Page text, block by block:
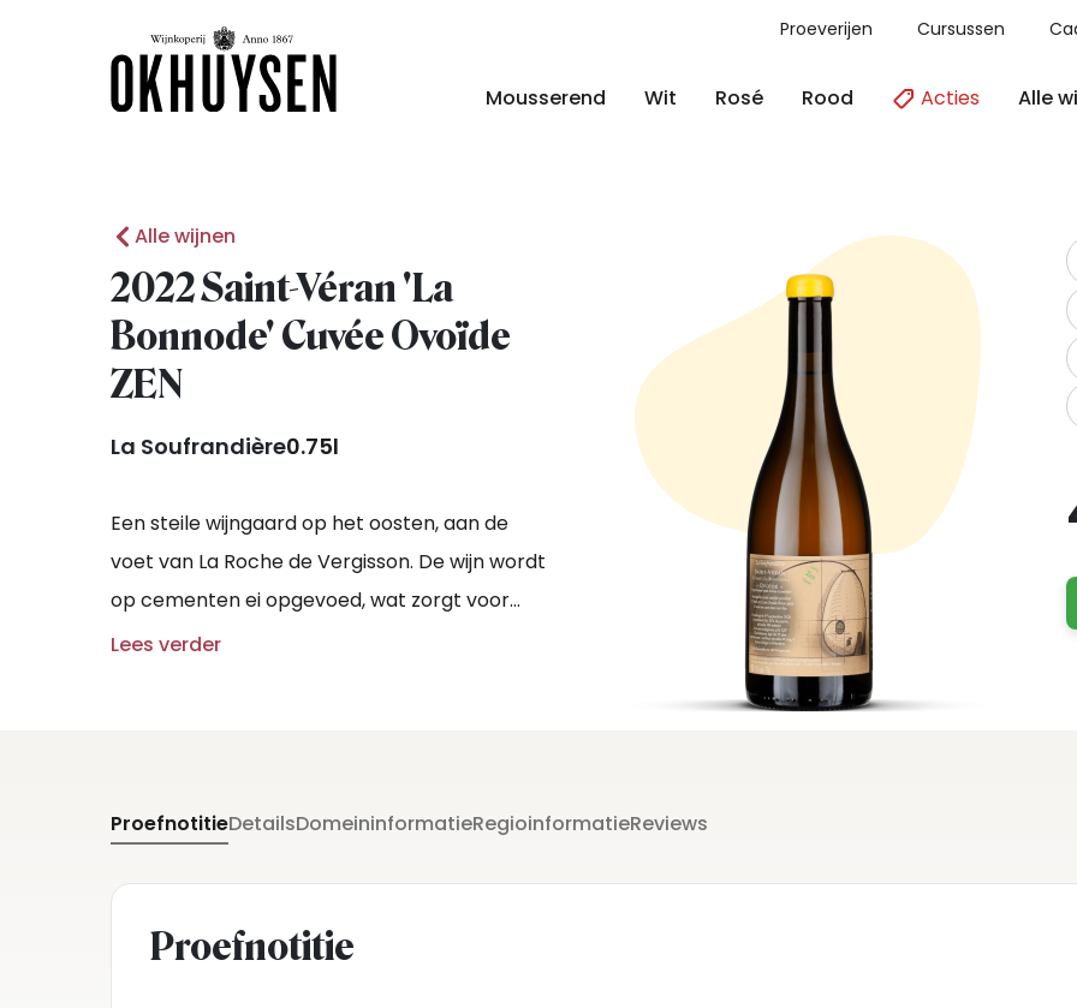
Proeverijen Cursussen
Mousserend Wit Rosé Rood Acties Alle
Alle wijnen
2022 Saint-Véran 'La
Bonnode' Cuvée Ovoïde
ZEN
La Soufrandière0.75l
Een steile wijngaard op het oosten, aan de
voet van La Roche de Vergisson. De wijn wordt
op cementen ei opgevoed, wat zorgt voor
een continue circulatie van de wijn.
Lees verder
ProefnotitieDetailsDomeininformatieRegioinformatieReviews
Proefnotitie